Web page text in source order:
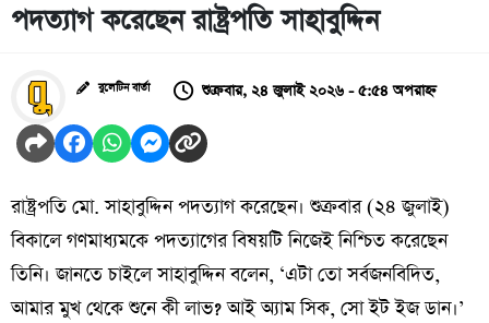
পদত্যাগ করেছেন রাষ্ট্রপতি সাহাবুদ্দিন
বুলেটিন বার্তা শুক্রবার, ২৪ জুলাই ২০২৬ - ৫:৫৪ অপরাহ্ন
রাষ্ট্রপতি মো. সাহাবুদ্দিন পদত্যাগ করেছেন। শুক্রবার (২৪ জুলাই)
বিকালে গণমাধ্যমকে পদত্যাগের বিষয়টি নিজেই নিশ্চিত করেছেন
তিনি। জানতে চাইলে সাহাবুদ্দিন বলেন, ‘এটা তো সর্বজনবিদিত,
আমার মুখ থেকে শুনে কী লাভ? আই অ্যাম সিক, সো ইট ইজ ডান।’